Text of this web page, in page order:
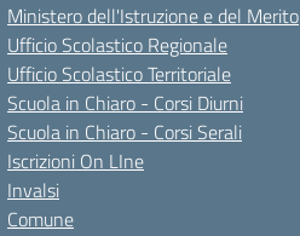
Ministero dell'Istruzione e del Merito
Ufficio Scolastico Regionale
Ufficio Scolastico Territoriale
Scuola in Chiaro - Corsi Diurni
Scuola in Chiaro - Corsi Serali
Iscrizioni On LIne
Invalsi
Comune